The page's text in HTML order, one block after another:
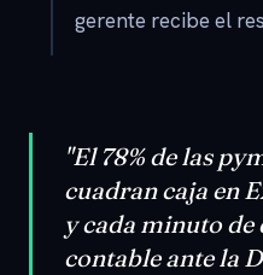
gerente recibe el
"El 78% de las
cuadran caja en
y cada minuto de
contable ante la